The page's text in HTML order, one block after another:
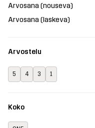
Arvosana (nouseva)
Arvosana (laskeva)
Arvostelu
5 4 3 1
Koko